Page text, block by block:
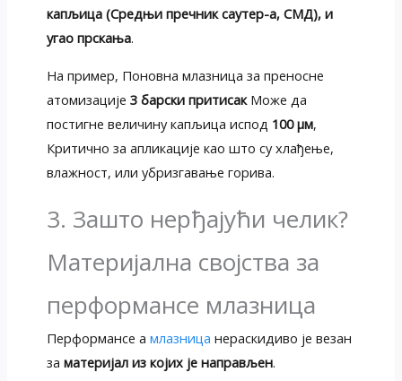
капљица (Средњи пречник саутер-а, СМД), и
угао прскања.
На пример, Поновна млазница за преносне
атомизације 3 барски притисакМоже да
постигне величину капљица испод 100 μм,
Критично за апликације као што су хлађење,
влажност, или убризгавање горива.
3. Зашто нерђајући челик?
Материјална својства за
перформансе млазница
Перформансе а млазница нераскидиво је везан
за материјал из којих је направљен.